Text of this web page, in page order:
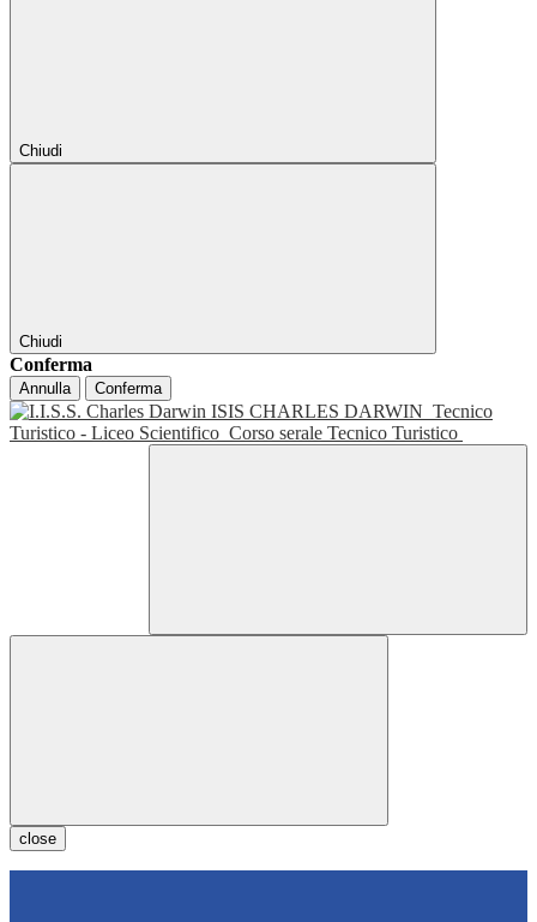
Chiudi
Chiudi
Conferma
Annulla Conferma
ISIS CHARLES DARWIN Tecnico
Turistico - Liceo Scientifico Corso serale Tecnico Turistico
close